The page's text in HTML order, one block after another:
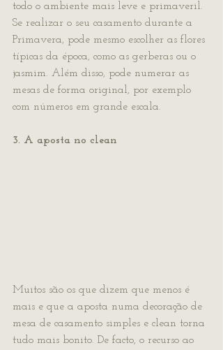
todo o ambiente mais leve e primaveril.
Se realizar o seu casamento durante a
Primavera, pode mesmo escolher as flores
típicas da época, como as gerberas ou o
jasmim. Além disso, pode numerar as
mesas de forma original, por exemplo
com números em grande escala.
3. A aposta no clean
Muitos são os que dizem que menos é
mais e que a aposta numa decoração de
mesa de casamento simples e clean torna
tudo mais bonito. De facto, o recurso ao